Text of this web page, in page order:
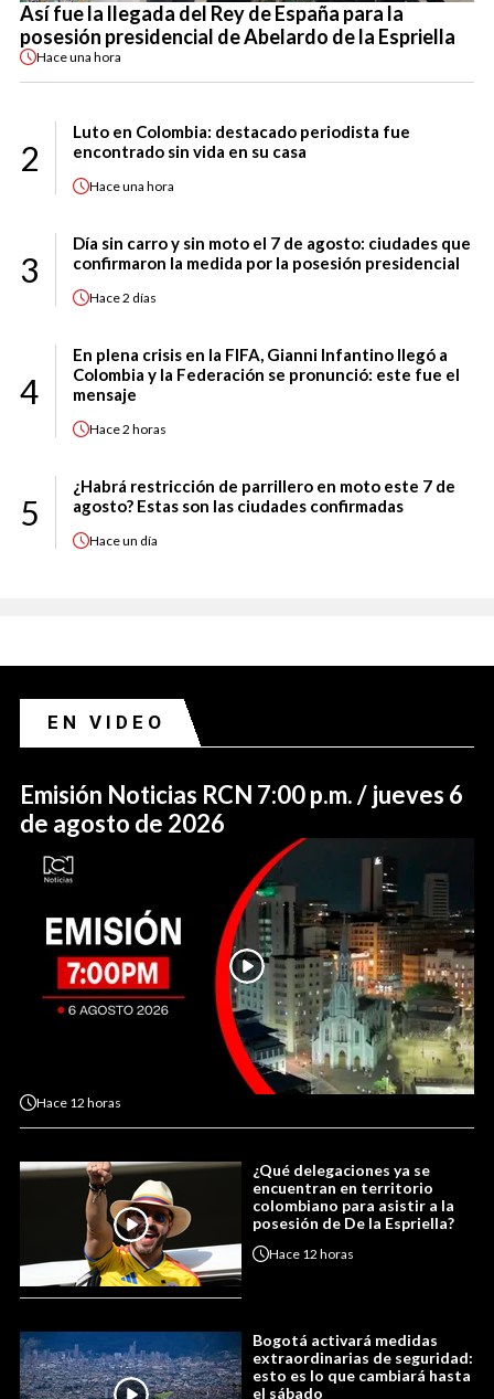
Así fue la llegada del Rey de España para la
posesión presidencial de Abelardo de la Espriella
Haceuna hora
2
Luto en Colombia: destacado periodista fue
encontrado sin vida en su casa
Haceuna hora
3
Día sin carro y sin moto el 7 de agosto: ciudades que
confirmaron la medida por la posesión presidencial
Hace2 días
4
En plena crisis en la FIFA, Gianni Infantino llegó a
Colombia y la Federación se pronunció: este fue el
mensaje
Hace2 horas
5
¿Habrá restricción de parrillero en moto este 7 de
agosto? Estas son las ciudades confirmadas
Haceun día
EN VIDEO
Emisión Noticias RCN 7:00 p.m. / jueves 6
de agosto de 2026
Hace 12 horas
¿Qué delegaciones ya se
encuentran en territorio
colombiano para asistir a la
posesión de De la Espriella?
Hace 12 horas
Bogotá activará medidas
extraordinarias de seguridad:
esto es lo que cambiará hasta
el sábado